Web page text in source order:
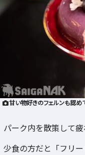
甘い物好きのフェルンも認め
パーク内を散策して
少食の方だと「フリ